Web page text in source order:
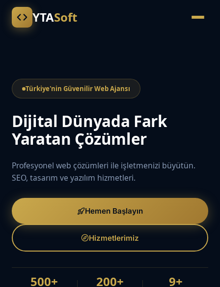
YTASoft
Türkiye'nin Güvenilir Web Ajansı
Dijital Dünyada Fark
Yaratan Çözümler
Profesyonel web çözümleri ile işletmenizi büyütün.
SEO, tasarım ve yazılım hizmetleri.
Hemen Başlayın
Hizmetlerimiz
500+ 200+ 9+